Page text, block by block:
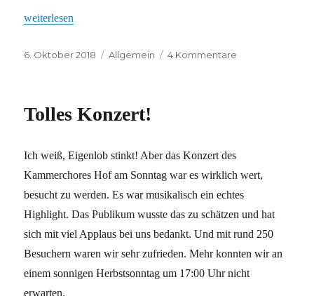
„Es ist geschafft!“
weiterlesen
Veröffentlicht
6. Oktober 2018 Kategorien
Allgemein 4 Kommentare
Tolles Konzert!
Ich weiß, Eigenlob stinkt! Aber das Konzert des
Kammerchores Hof am Sonntag war es wirklich wert,
besucht zu werden. Es war musikalisch ein echtes
Highlight. Das Publikum wusste das zu schätzen und hat
sich mit viel Applaus bei uns bedankt. Und mit rund 250
Besuchern waren wir sehr zufrieden. Mehr konnten wir an
einem sonnigen Herbstsonntag um 17:00 Uhr nicht
erwarten.